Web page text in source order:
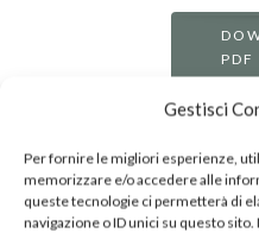
Gestisci
Per fornire le migliori esperienze,
memorizzare e/o accedere alle
queste tecnologie ci permetterà di
navigazione o ID unici su questo
PDF